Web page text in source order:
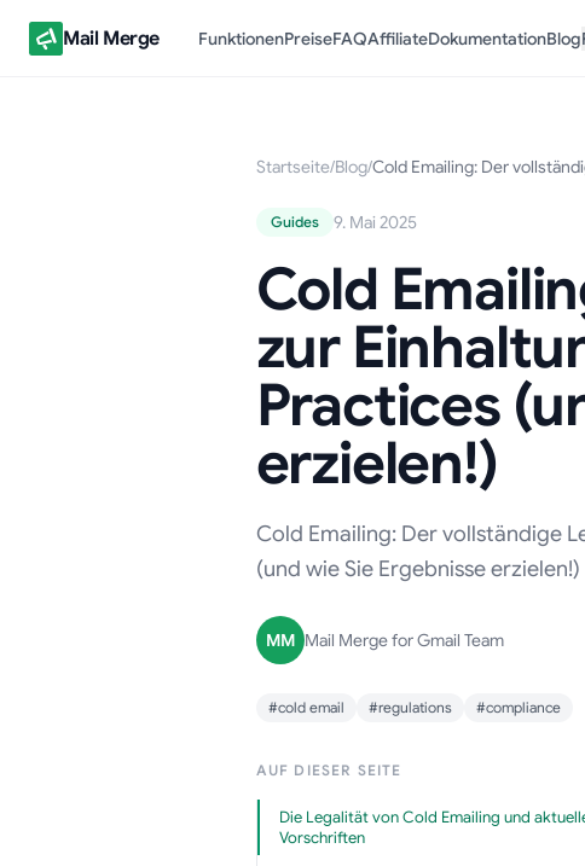
Mail Merge FunktionenPreiseFAQAffiliateDokumentationBlog
Startseite/Blog/Cold Emailing: Der
Guides 9. Mai 2025
Cold
zur
Practices
erzielen!)
Cold Emailing: Der vollständige
(und wie Sie Ergebnisse erzielen!)
MM Mail Merge for Gmail Team
#cold email #regulations #compliance
AUF DIESER SEITE
Die Legalität von Cold Emailing und
Vorschriften